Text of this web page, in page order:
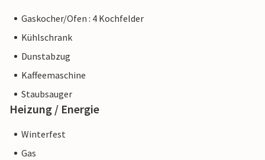
Gaskocher/Ofen : 4 Kochfelder
Kühlschrank
Dunstabzug
Kaffeemaschine
Staubsauger
Heizung / Energie
Winterfest
Gas